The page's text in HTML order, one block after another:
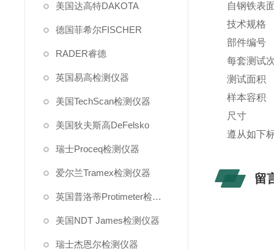
美国达高特DAKOTA
德国菲希尔FISCHER
RADER睿德
英国易高检测仪器
美国TechScan检测仪器
美国狄夫斯高DeFelsko
瑞士Proceq检测仪器
爱尔兰Tramex检测仪器
英国普洛蒂Protimeter检测仪器
美国NDT James检测仪器
瑞士杰恩尔检测仪器
自钢铁表
技术规格
部件
每套
测试面
样本容
尺寸
遵从如下
留